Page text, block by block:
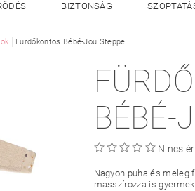
BIZTONSÁG
ADATKEZELÉSI TÁJÉKOZTATÓ
HASZNOS
Fürdőköntös Bébé-Jou Steppe
BÉBÉ-
Nincs
Nagyon puha és
masszírozza is